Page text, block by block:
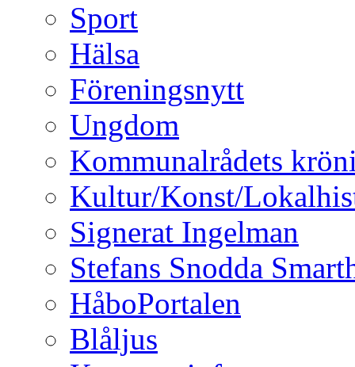
Sport
Hälsa
Föreningsnytt
Ungdom
Kommunalrådets
Kultur/Konst/
Signerat Ingelman
Stefans Snodda
HåboPortalen
Blåljus